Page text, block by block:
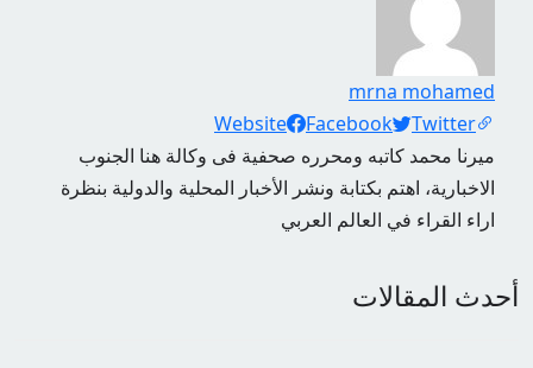
mrna mohamed
Social Links
Website Facebook
Twitter
ميرنا محمد كاتبه ومحرره صحفية فى وكالة هنا الجنوب
الاخبارية، اهتم بكتابة ونشر الأخبار المحلية والدولية بنظرة
اراء القراء في العالم العربي
أحدث المقالات